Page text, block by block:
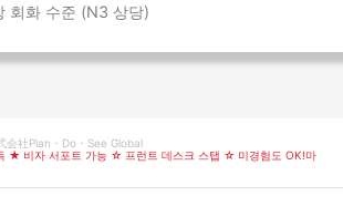
회화 수준 (N3 상당)
会社Plan・Do・See Global
★ 비자 서포트 가능 ☆ 프런트 데스크 스탭 ☆ 미경험도 OK!마